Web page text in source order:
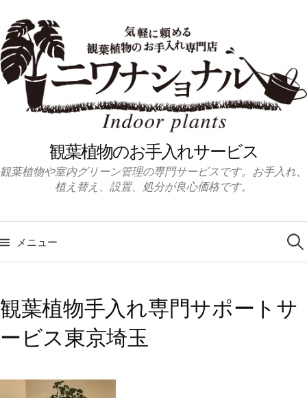
ン
テ
ン
ツ
プ
観葉植物のお手入れサービス
観葉植物や室内グリーン管理の専門サービスです。お手入れ、
植え替え、設置、処分が良心価格です。
メニュー
検
索:
観葉植物手入れ専門サポートサ
ービス東京埼玉